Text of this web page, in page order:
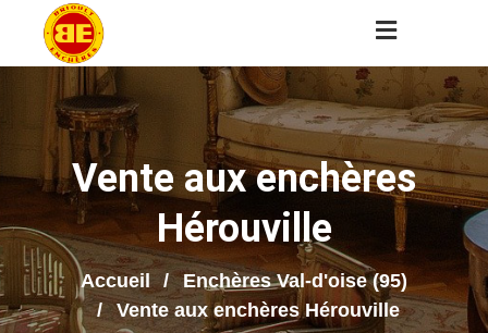
Vente aux enchères
Hérouville
Accueil
Enchères Val-d'oise (95)
Vente aux enchères Hérouville